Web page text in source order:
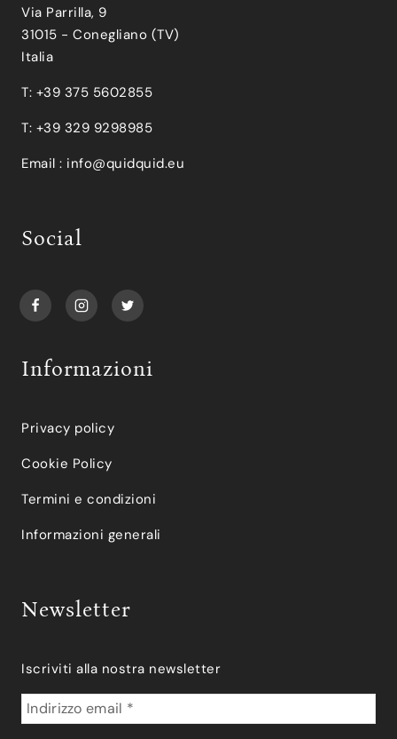
Via Parrilla, 9
31015 - Conegliano (TV)
Italia
T: +39 375 5602855
T: +39 329 9298985
Email : info@quidquid.eu
Social
Informazioni
Privacy policy
Cookie Policy
Termini e condizioni
Informazioni generali
Newsletter
Iscriviti alla nostra newsletter